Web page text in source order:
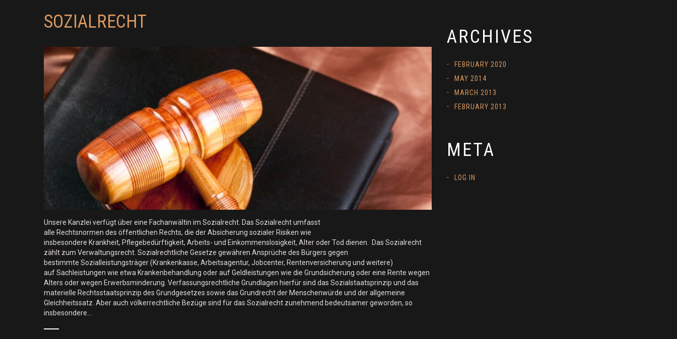
SOZIALRECHT
Unsere Kanzlei verfügt über eine Fachanwältin im Sozialrecht. Das Sozialrecht umfasst
alle Rechtsnormen des öffentlichen Rechts, die der Absicherung sozialer Risiken wie
insbesondere Krankheit, Pflegebedürftigkeit, Arbeits- und Einkommenslosigkeit, Alter oder Tod dienen. Das Sozialrecht
zählt zum Verwaltungsrecht. Sozialrechtliche Gesetze gewähren Ansprüche des Bürgers gegen
bestimmte Sozialleistungsträger (Krankenkasse, Arbeitsagentur, Jobcenter, Rentenversicherung und weitere)
auf Sachleistungen wie etwa Krankenbehandlung oder auf Geldleistungen wie die Grundsicherung oder eine Rente wegen
Alters oder wegen Erwerbsminderung. Verfassungsrechtliche Grundlagen hierfür sind das Sozialstaatsprinzip und das
materielle Rechtsstaatsprinzip des Grundgesetzes sowie das Grundrecht der Menschenwürde und der allgemeine
Gleichheitssatz. Aber auch völkerrechtliche Bezüge sind für das Sozialrecht zunehmend bedeutsamer geworden, so
insbesondere…
ARCHIVES
FEBRUARY 2020
MAY 2014
MARCH 2013
FEBRUARY 2013
META
LOG IN